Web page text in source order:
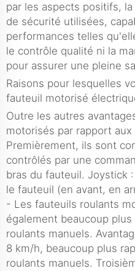
par les aspects positifs,
de sécurité utilisées,
performances telles
le contrôle qualité ni la
pour assurer une pleine
Raisons pour lesquelles
fauteuil motorisé
Outre les autres
motorisés par rapport
Premièrement, ils sont
contrôlés par une
bras du fauteuil. Joystick
le fauteuil (en avant, en
- Les fauteuils roulants
également beaucoup
roulants manuels.
8 km/h, beaucoup plus
roulants manuels.